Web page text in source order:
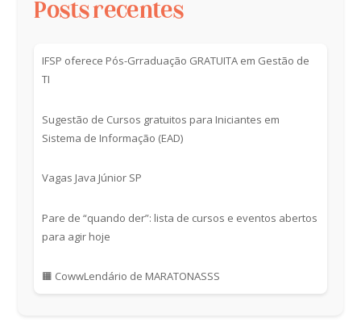
Posts recentes
IFSP oferece Pós-Grraduação GRATUITA em Gestão de
TI
Sugestão de Cursos gratuitos para Iniciantes em
Sistema de Informação (EAD)
Vagas Java Júnior SP
Pare de “quando der”: lista de cursos e eventos abertos
para agir hoje
🟧 CowwLendário de MARATONASSS